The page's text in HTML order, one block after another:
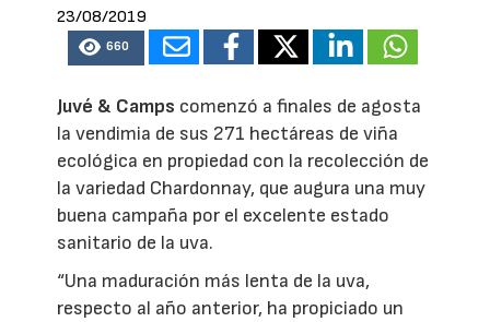
23/08/2019
660
Juvé & Camps comenzó a finales de agosta
la vendimia de sus 271 hectáreas de viña
ecológica en propiedad con la recolección de
la variedad Chardonnay, que augura una muy
buena campaña por el excelente estado
sanitario de la uva.
“Una maduración más lenta de la uva,
respecto al año anterior, ha propiciado un